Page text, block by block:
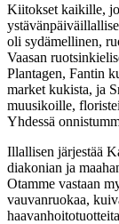
Kiitokset kaikille,
oli sydämellinen,
Vaasan
Plantagen, Fantin
market kukista, ja
muusikoille,
Yhdessä
Illallisen järjestää
diakonian ja
Otamme vastaan
vauvanruokaa,